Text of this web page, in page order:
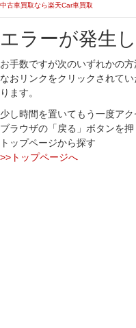
中古車買取なら楽天Car車買取
エラーが発生
お手数ですが次のいずれかの
なおリンクをクリックされて
ります。
少し時間を置いてもう一度アク
ブラウザの「戻る」ボタンを
トップページから探す
>>トップページへ